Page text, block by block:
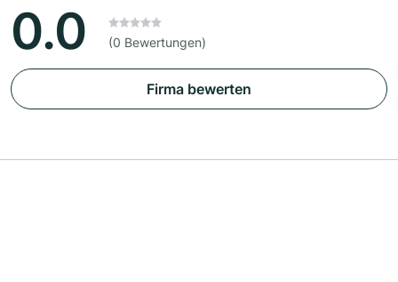
0.0 (0 Bewertungen)
Firma bewerten